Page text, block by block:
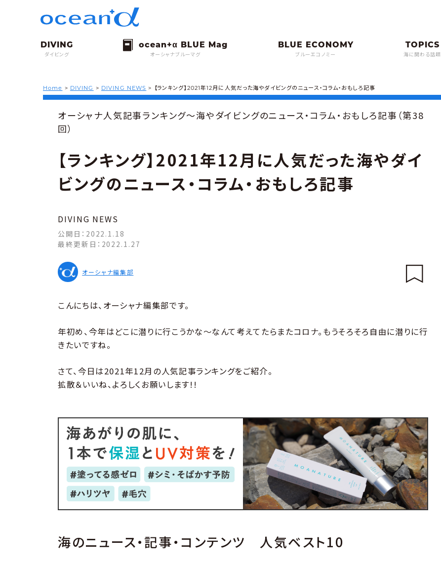
ダイビング オーシャナブルーマグ ブルーエコノミー 海に関わる話題
Home > DIVING > DIVING NEWS > 【ランキング】2021年12月に人気だった海やダイビングのニュース・コラム・おもしろ記事
オーシャナ人気記事ランキング～海やダイビングのニュース・コラム・おもしろ記事（第38
回）
【ランキング】2021年12月に人気だった海やダイ
ビングのニュース・コラム・おもしろ記事
DIVING NEWS
公開日： 2022.1.18
最終更新日： 2022.1.27
オーシャナ編集部
こんにちは、オーシャナ編集部です。
年初め、今年はどこに潜りに行こうかな〜なんて考えてたらまたコロナ。もうそろそろ自由に潜りに行
きたいですね。
さて、今日は2021年12月の人気記事ランキングをご紹介。
拡散＆いいね、よろしくお願いします!!
海のニュース・記事・コンテンツ 人気ベスト10